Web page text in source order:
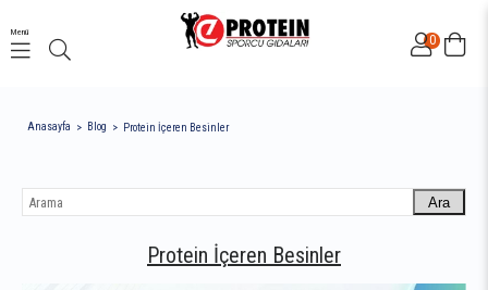
0
Menü
Anasayfa Blog Protein İçeren Besinler
Ara
Protein İçeren Besinler